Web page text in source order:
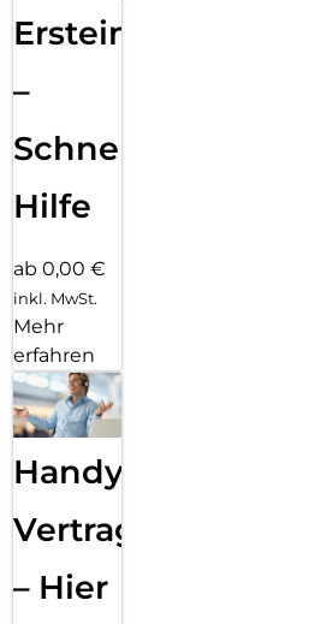
Ersteinrichtung
–
Schnelle
Hilfe
ab 0,00 €
inkl. MwSt.
Mehr
erfahren
Handy
– Hier